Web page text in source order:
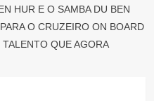
HUR E O SAMBA DU BEN
O CRUZEIRO ON BOARD
QUE AGORA